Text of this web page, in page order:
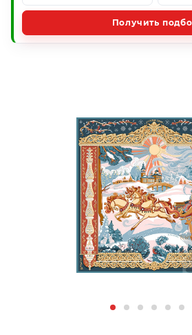
Получить